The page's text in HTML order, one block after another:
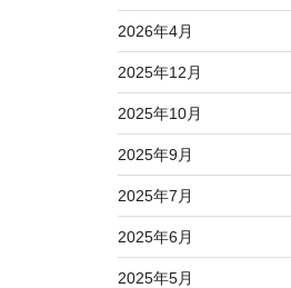
2026年4月
2025年12月
2025年10月
2025年9月
2025年7月
2025年6月
2025年5月